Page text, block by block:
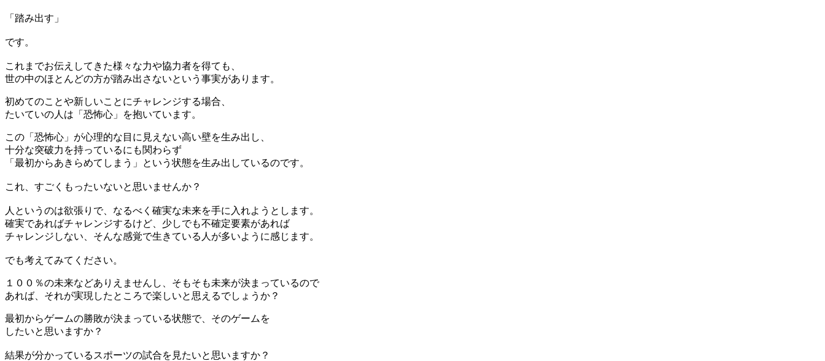
「踏み出す」
です。
これまでお伝えしてきた様々な力や協力者を得ても、
世の中のほとんどの方が踏み出さないという事実があります。
初めてのことや新しいことにチャレンジする場合、
たいていの人は「恐怖心」を抱いています。
この「恐怖心」が心理的な目に見えない高い壁を生み出し、
十分な突破力を持っているにも関わらず
「最初からあきらめてしまう」という状態を生み出しているのです。
これ、すごくもったいないと思いませんか？
人というのは欲張りで、なるべく確実な未来を手に入れようとします。
確実であればチャレンジするけど、少しでも不確定要素があれば
チャレンジしない、そんな感覚で生きている人が多いように感じます。
でも考えてみてください。
１００％の未来などありえませんし、そもそも未来が決まっているので
あれば、それが実現したところで楽しいと思えるでしょうか？
最初からゲームの勝敗が決まっている状態で、そのゲームを
したいと思いますか？
結果が分かっているスポーツの試合を見たいと思いますか？